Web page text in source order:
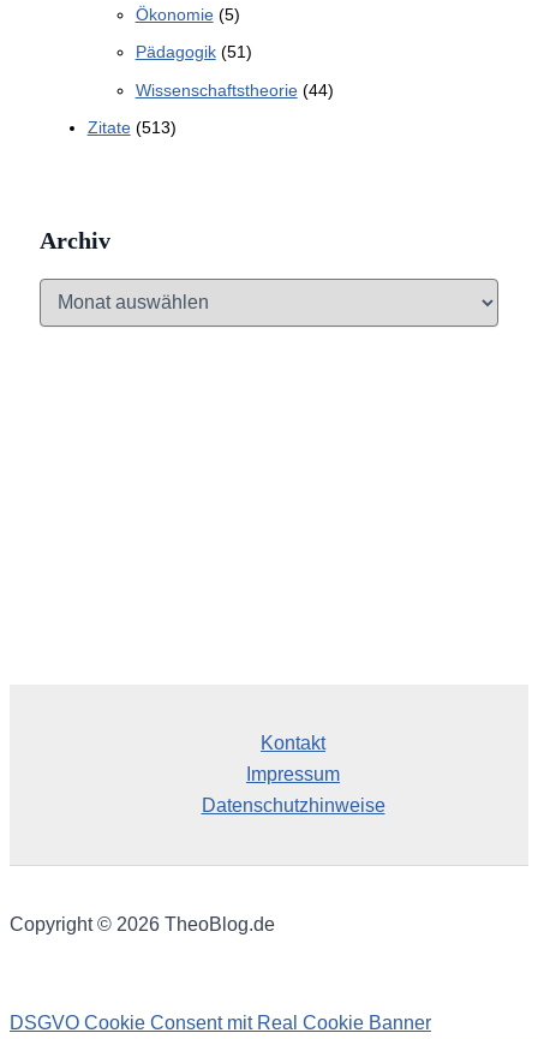
Ökonomie(5)
Pädagogik(51)
Wissenschaftstheorie(44)
Zitate(513)
Archiv
Kontakt
Impressum
Datenschutzhinweise
Copyright © 2026 TheoBlog.de
DSGVO Cookie Consent mit Real Cookie Banner